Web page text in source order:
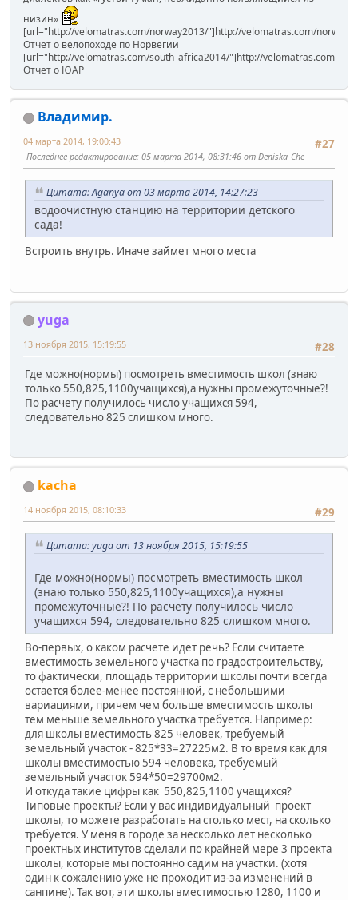
низин»
[url="http://velomatras.com/norway2013/"]http://velomatras.com/
Отчет о велопоходе по Норвегии
[url="http://velomatras.com/south_africa2014/"]http://velomatras.com/
Отчет о ЮАР
Владимир.
#27
04 марта 2014, 19:00:43
Последнее редактирование: 05 марта 2014, 08:31:46 от Deniska_Che
Цитата: Aganya от 03 марта 2014, 14:27:23
водоочистную станцию на территории детского
сада!
Встроить внутрь. Иначе займет много места
yuga
#28
13 ноября 2015, 15:19:55
Где можно(нормы) посмотреть вместимость школ (знаю
только 550,825,1100учащихся),а нужны промежуточные?!
По расчету получилось число учащихся 594,
следовательно 825 слишком много.
kacha
#29
14 ноября 2015, 08:10:33
Цитата: yuga от 13 ноября 2015, 15:19:55
Где можно(нормы) посмотреть вместимость школ
(знаю только 550,825,1100учащихся),а нужны
промежуточные?! По расчету получилось число
учащихся 594, следовательно 825 слишком много.
Во-первых, о каком расчете идет речь? Если считаете
вместимость земельного участка по градостроительству,
то фактически, площадь территории школы почти всегда
остается более-менее постоянной, с небольшими
вариациями, причем чем больше вместимость школы
тем меньше земельного участка требуется. Например:
для школы вместимость 825 человек, требуемый
земельный участок - 825*33=27225м2. В то время как для
школы вместимостью 594 человека, требуемый
земельный участок 594*50=29700м2.
И откуда такие цифры как 550,825,1100 учащихся?
Типовые проекты? Если у вас индивидуальный проект
школы, то можете разработать на столько мест, на сколько
требуется. У меня в городе за несколько лет несколько
проектных институтов сделали по крайней мере 3 проекта
школы, которые мы постоянно садим на участки. (хотя
один к сожалению уже не проходит из-за изменений в
санпине). Так вот, эти школы вместимостью 1280, 1100 и